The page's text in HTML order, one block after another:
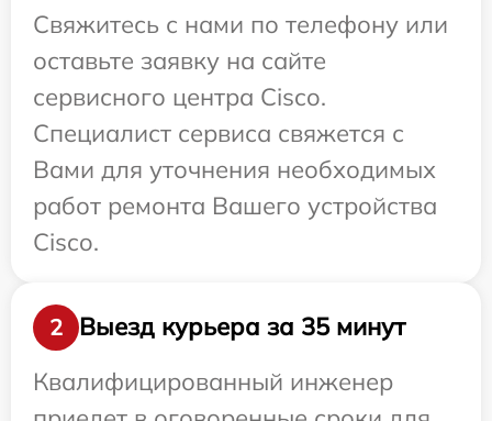
Свяжитесь с нами по телефону или
оставьте заявку на сайте
сервисного центра Cisco.
Специалист сервиса свяжется с
Вами для уточнения необходимых
работ ремонта Вашего устройства
Cisco.
2
Выезд курьера за 35 минут
Квалифицированный инженер